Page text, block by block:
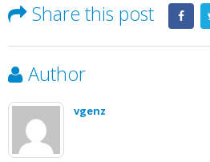
Share this post
Author
vgenz